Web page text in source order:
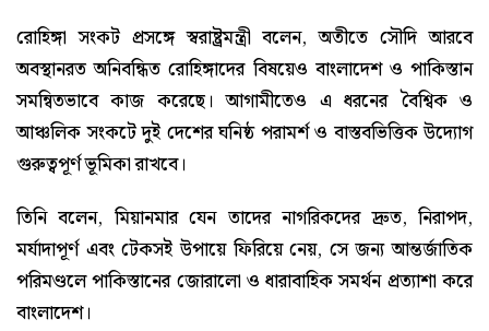
রোহিঙ্গা সংকট প্রসঙ্গে স্বরাষ্ট্রমন্ত্রী বলেন, অতীতে সৌদি আরবে
অবস্থানরত অনিবন্ধিত রোহিঙ্গাদের বিষয়েও বাংলাদেশ ও পাকিস্তান
সমন্বিতভাবে কাজ করেছে। আগামীতেও এ ধরনের বৈশ্বিক ও
আঞ্চলিক সংকটে দুই দেশের ঘনিষ্ঠ পরামর্শ ও বাস্তবভিত্তিক উদ্যোগ
গুরুত্বপূর্ণ ভূমিকা রাখবে।
তিনি বলেন, মিয়ানমার যেন তাদের নাগরিকদের দ্রুত, নিরাপদ,
মর্যাদাপূর্ণ এবং টেকসই উপায়ে ফিরিয়ে নেয়, সে জন্য আন্তর্জাতিক
পরিমণ্ডলে পাকিস্তানের জোরালো ও ধারাবাহিক সমর্থন প্রত্যাশা করে
বাংলাদেশ।